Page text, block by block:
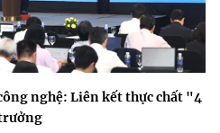
nghệ: Liên kết thực chất "4